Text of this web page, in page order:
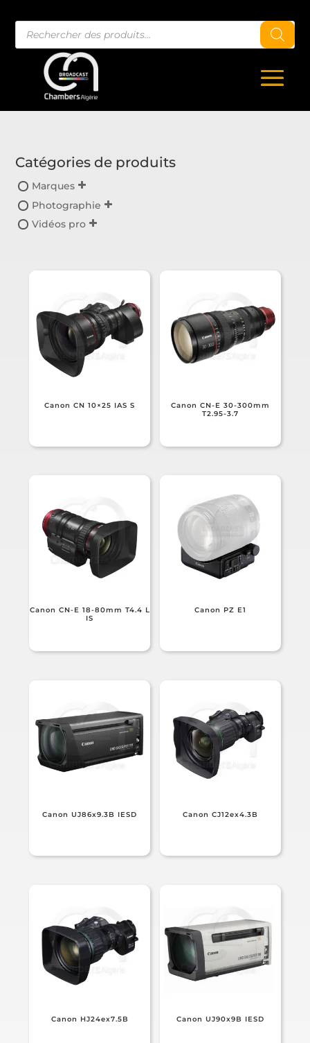
Recherche
de
produits
Catégories de produits
Marques
Photographie
Vidéos pro
Canon CN 10×25 IAS S
Canon CN-E 30-300mm
T2.95-3.7
Canon CN-E 18-80mm T4.4 L
IS
Canon PZ E1
Canon UJ86x9.3B IESD Canon CJ12ex4.3B
Canon HJ24ex7.5B Canon UJ90x9B IESD